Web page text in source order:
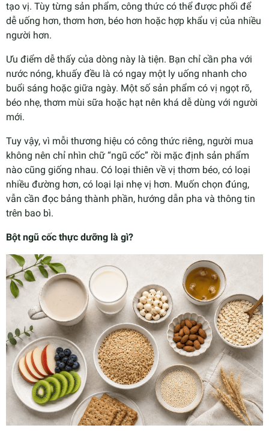
tạo vị. Tùy từng sản phẩm, công thức có thể được phối để
dễ uống hơn, thơm hơn, béo hơn hoặc hợp khẩu vị của nhiều
người hơn.
Ưu điểm dễ thấy của dòng này là tiện. Bạn chỉ cần pha với
nước nóng, khuấy đều là có ngay một ly uống nhanh cho
buổi sáng hoặc giữa ngày. Một số sản phẩm có vị ngọt rõ,
béo nhẹ, thơm mùi sữa hoặc hạt nên khá dễ dùng với người
mới.
Tuy vậy, vì mỗi thương hiệu có công thức riêng, người mua
không nên chỉ nhìn chữ “ngũ cốc” rồi mặc định sản phẩm
nào cũng giống nhau. Có loại thiên về vị thơm béo, có loại
nhiều đường hơn, có loại lại nhẹ vị hơn. Muốn chọn đúng,
vẫn cần đọc bảng thành phần, hướng dẫn pha và thông tin
trên bao bì.
Bột ngũ cốc thực dưỡng là gì?